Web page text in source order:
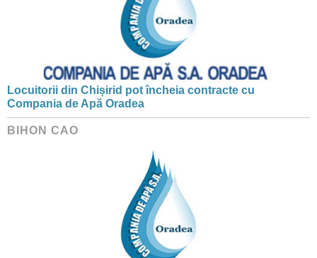
Locuitorii din Chișirid pot încheia contracte cu
Compania de Apă Oradea
BIHON CAO